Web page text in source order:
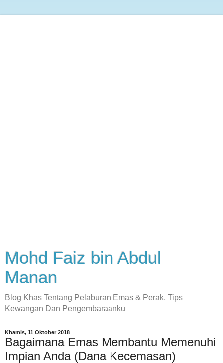
Mohd Faiz bin Abdul
Manan
Blog Khas Tentang Pelaburan Emas & Perak, Tips
Kewangan Dan Pengembaraanku
Khamis, 11 Oktober 2018
Bagaimana Emas Membantu Memenuhi
Impian Anda (Dana Kecemasan)